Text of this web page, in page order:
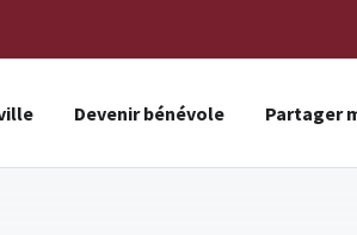
Devenir bénévole Partager